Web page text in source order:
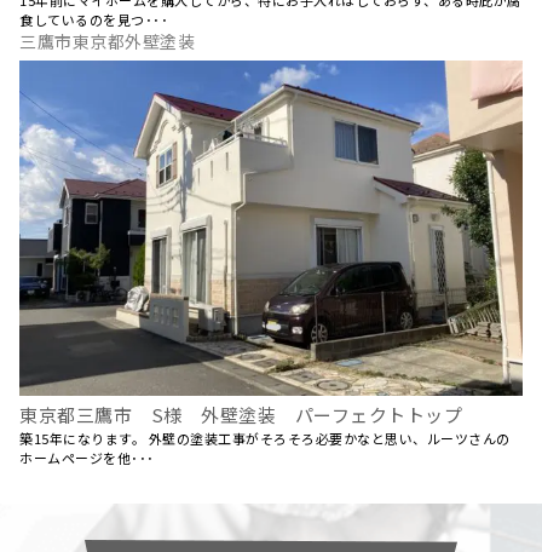
食しているのを見つ･･･
三鷹市東京都外壁塗装
東京都三鷹市 S様 外壁塗装 パーフェクトトップ
築15年になります。 外壁の塗装工事がそろそろ必要かなと思い、ルーツさんの
ホームページを他･･･